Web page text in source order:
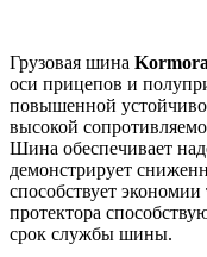
Грузовая шина
оси прицепов и
повышенной
высокой
Шина обеспечивает
демонстрирует
способствует
протектора
срок службы шины.